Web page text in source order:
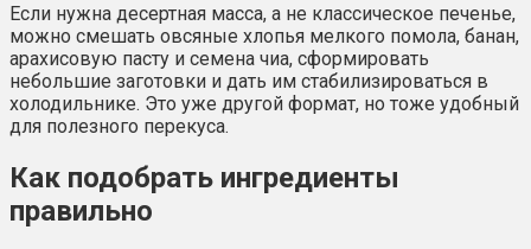
Если нужна десертная масса, а не классическое печенье,
можно смешать овсяные хлопья мелкого помола, банан,
арахисовую пасту и семена чиа, сформировать
небольшие заготовки и дать им стабилизироваться в
холодильнике. Это уже другой формат, но тоже удобный
для полезного перекуса.
Как подобрать ингредиенты
правильно